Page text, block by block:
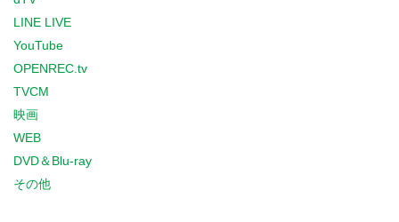
LINE LIVE
YouTube
OPENREC.tv
TVCM
映画
WEB
DVD＆Blu-ray
その他